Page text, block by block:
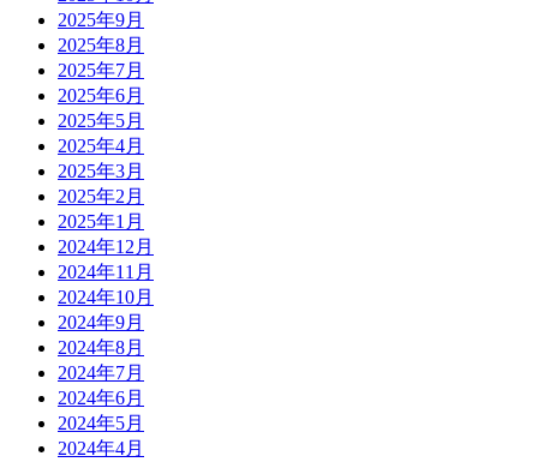
2025年9月
2025年8月
2025年7月
2025年6月
2025年5月
2025年4月
2025年3月
2025年2月
2025年1月
2024年12月
2024年11月
2024年10月
2024年9月
2024年8月
2024年7月
2024年6月
2024年5月
2024年4月